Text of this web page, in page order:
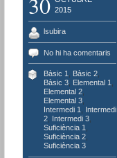
2015
lsubira
No hi ha comentaris
Bàsic 1, Bàsic 2,
Bàsic 3, Elemental 1,
Elemental 2,
Elemental 3,
Intermedi 1, Intermedi
2, Intermedi 3,
Suficiència 1,
Suficiència 2,
Suficiència 3